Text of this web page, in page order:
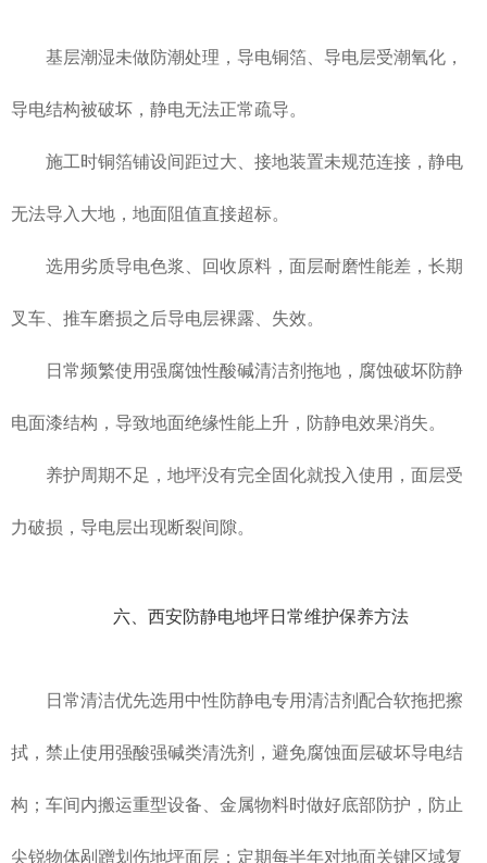
基层潮湿未做防潮处理，导电铜箔、导电层受潮氧化，
导电结构被破坏，静电无法正常疏导。
施工时铜箔铺设间距过大、接地装置未规范连接，静电
无法导入大地，地面阻值直接超标。
选用劣质导电色浆、回收原料，面层耐磨性能差，长期
叉车、推车磨损之后导电层裸露、失效。
日常频繁使用强腐蚀性酸碱清洁剂拖地，腐蚀破坏防静
电面漆结构，导致地面绝缘性能上升，防静电效果消失。
养护周期不足，地坪没有完全固化就投入使用，面层受
力破损，导电层出现断裂间隙。
六、西安防静电地坪日常维护保养方法
日常清洁优先选用中性防静电专用清洁剂配合软拖把擦
拭，禁止使用强酸强碱类清洗剂，避免腐蚀面层破坏导电结
构；车间内搬运重型设备、金属物料时做好底部防护，防止
尖锐物体剐蹭划伤地坪面层；定期每半年对地面关键区域复